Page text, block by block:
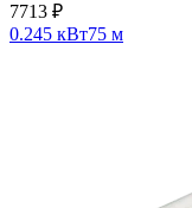
7713 ₽
0.245 кВт75 м